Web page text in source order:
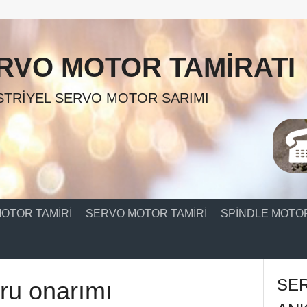
MOTOR TAMIRATI
SERVO MOTOR SARIMI
TAMIRI SERVO MOTOR TAMIRI SPINDLE
onarımı